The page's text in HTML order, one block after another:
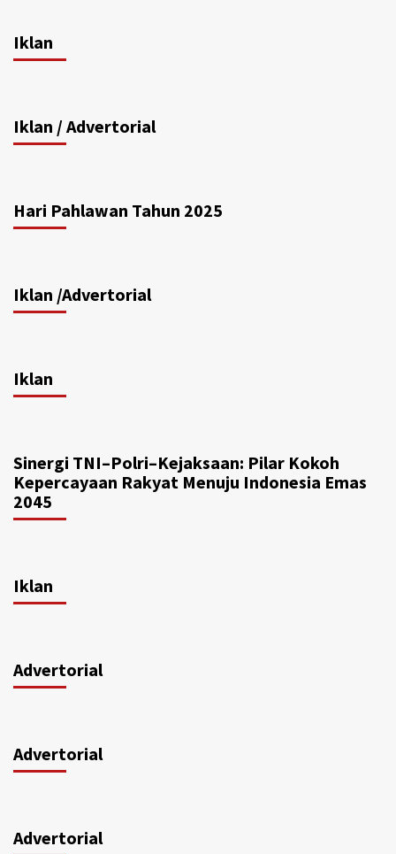
Iklan
Iklan / Advertorial
Hari Pahlawan Tahun 2025
Iklan /Advertorial
Iklan
Sinergi TNI–Polri–Kejaksaan: Pilar Kokoh
Kepercayaan Rakyat Menuju Indonesia Emas
2045
Iklan
Advertorial
Advertorial
Advertorial